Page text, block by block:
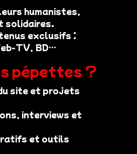
humanistes,
solidaires.
exclusifs :
TV, BD…
pépettes ?
site et projets
interviews et
et outils